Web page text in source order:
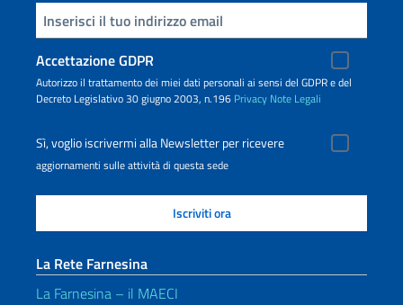
Inserisci la tua email
Accettazione GDPR
Autorizzo il trattamento dei miei dati personali ai sensi del GDPR e del
Decreto Legislativo 30 giugno 2003, n.196 Privacy Note Legali
Sì, voglio iscrivermi alla Newsletter per ricevere
aggiornamenti sulle attività di questa sede
La Rete Farnesina
La Farnesina – il MAECI